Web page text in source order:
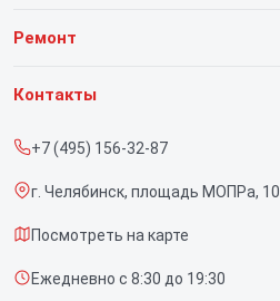
О нашем сервисе
Срочный ремонт
Доставка и способы оплаты
Диагностика
Контакты
Ремонт
Тепловизионных прицелов
Контакты
+7 (495) 156-32-87
г. Челябинск, площадь МОПРа, 10
Посмотреть на карте
Ежедневно с 8:30 до 19:30